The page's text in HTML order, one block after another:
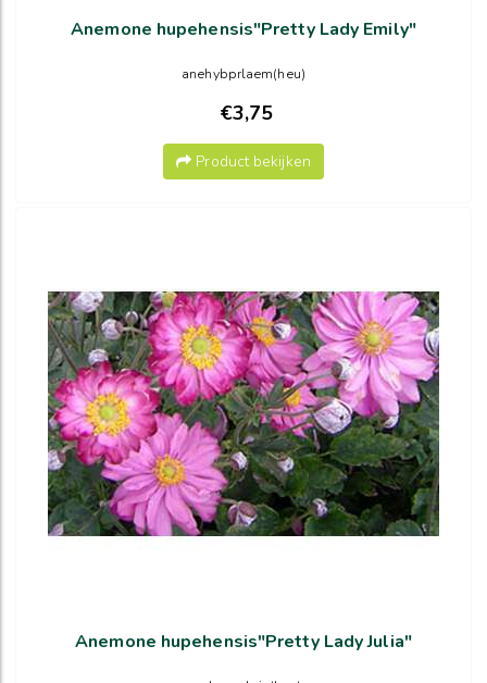
Anemone hupehensis"Pretty Lady Emily"
anehybprlaem(heu)
€3,75
Product bekijken
Anemone hupehensis"Pretty Lady Julia"